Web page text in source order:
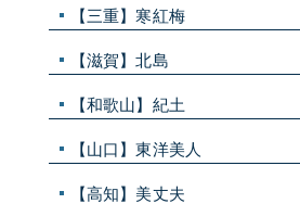
【三重】寒紅梅
【滋賀】北島
【和歌山】紀土
【山口】東洋美人
【高知】美丈夫